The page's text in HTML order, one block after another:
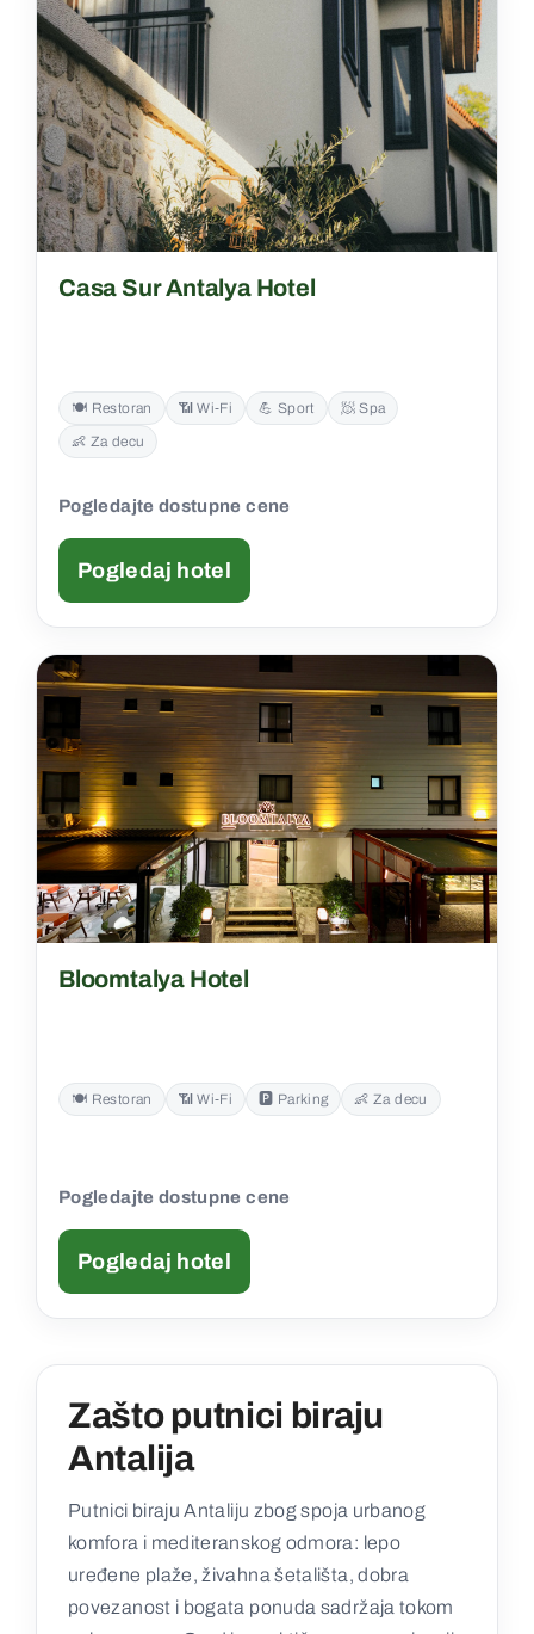
Casa Sur Antalya Hotel
🍽️ Restoran 📶 Wi‑Fi 💪 Sport
🧖 Spa
👶 Za decu
Pogledajte dostupne cene
Pogledaj hotel
Bloomtalya Hotel
🍽️ Restoran 📶 Wi‑Fi 🅿️ Parking 👶 Za decu
Pogledajte dostupne cene
Pogledaj hotel
Zašto putnici biraju
Antalija
Putnici biraju Antaliju zbog spoja urbanog
komfora i mediteranskog odmora: lepo
uređene plaže, živahna šetališta, dobra
povezanost i bogata ponuda sadržaja tokom